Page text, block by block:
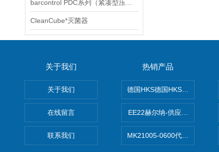
CleanCube*灭菌器
关于我们
关于我们
在线留言
联系我们
热销产品
德国HKS德国HKS液压旋转摆
EE22赫尔纳-供应
MK21005-0600代理德国MK